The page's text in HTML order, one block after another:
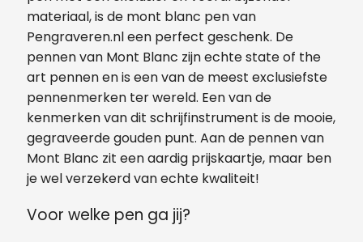
materiaal, is de mont blanc pen van
Pengraveren.nl een perfect geschenk. De
pennen van Mont Blanc zijn echte state of the
art pennen en is een van de meest exclusiefste
pennenmerken ter wereld. Een van de
kenmerken van dit schrijfinstrument is de mooie,
gegraveerde gouden punt. Aan de pennen van
Mont Blanc zit een aardig prijskaartje, maar ben
je wel verzekerd van echte kwaliteit!
Voor welke pen ga jij?